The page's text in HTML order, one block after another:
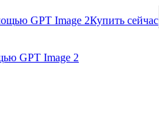
GPT Image 2Купить сейчас
GPT Image 2